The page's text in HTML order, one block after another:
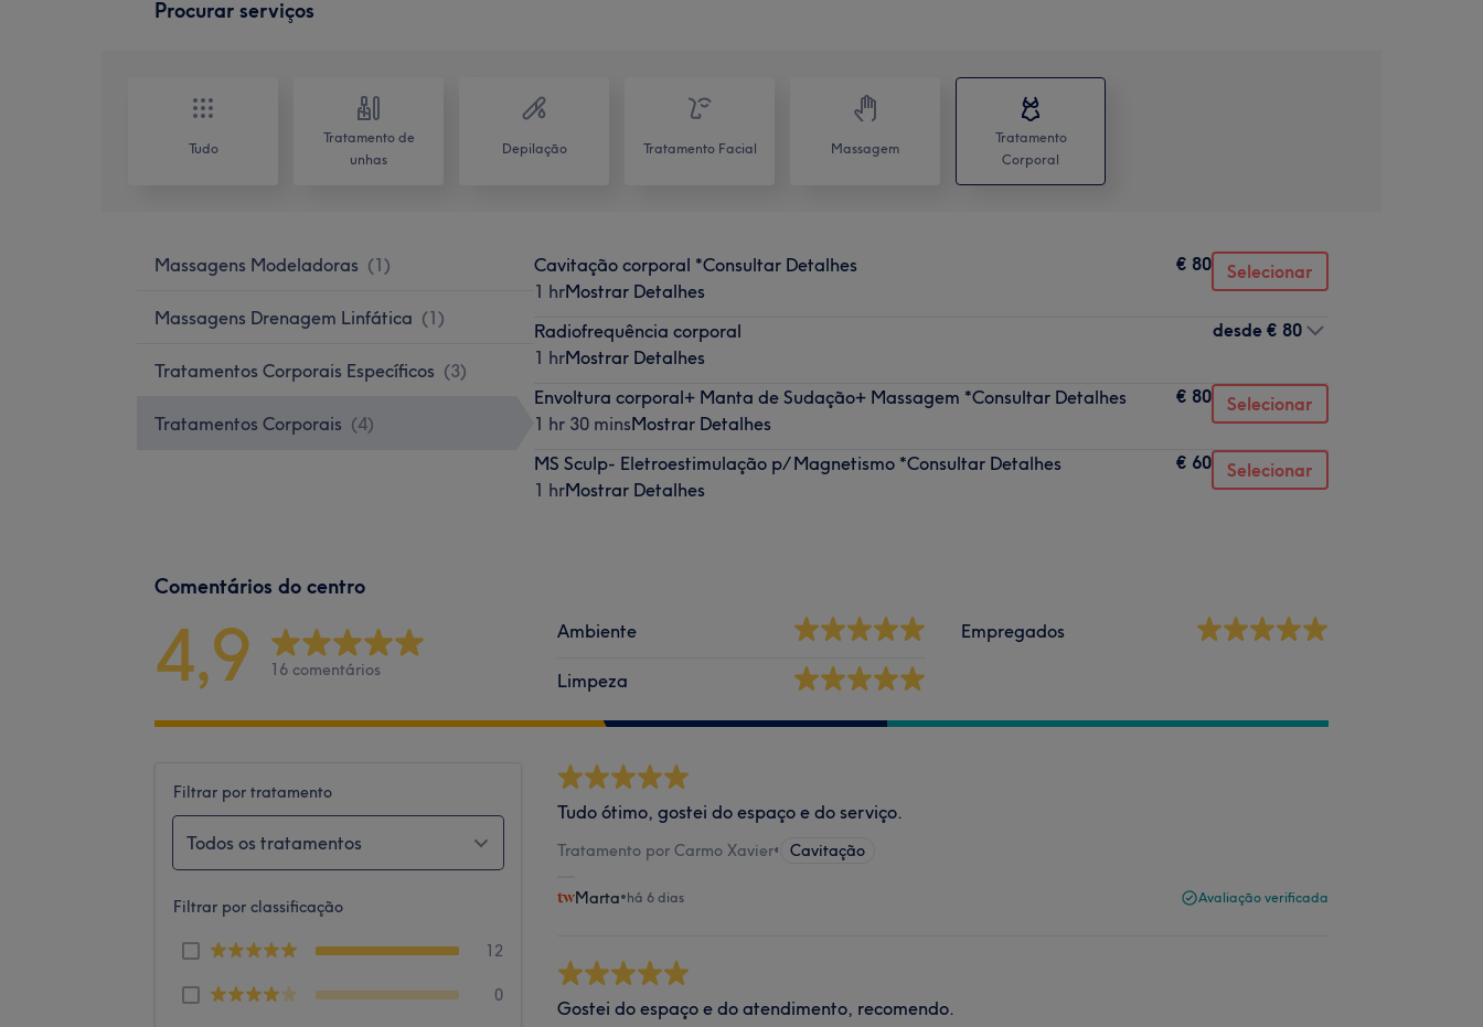
Procurar serviços
Tudo
Tratamento de
unhas
Depilação Tratamento Facial Massagem
Tratamento
Corporal
Massagens Modeladoras (1)
Massagens Drenagem Linfática (1)
Tratamentos Corporais Específicos (3)
Tratamentos Corporais (4)
Cavitação corporal *Consultar Detalhes
1 hrMostrar Detalhes
€ 80 Selecionar
Radiofrequência corporal
1 hrMostrar Detalhes
desde € 80
Envoltura corporal+ Manta de Sudação+ Massagem *Consultar Detalhes
1 hr 30 minsMostrar Detalhes
€ 80 Selecionar
MS Sculp- Eletroestimulação p/ Magnetismo *Consultar Detalhes
1 hrMostrar Detalhes
€ 60 Selecionar
Comentários do centro
4,9 16 comentários
Ambiente
Limpeza
Empregados
Filtrar por tratamento
Todos os tratamentos
Filtrar por classificação
12
0
Tudo ótimo, gostei do espaço e do serviço.
Tratamento por Carmo Xavier• Cavitação
Marta•há 6 dias Avaliação verificada
Gostei do espaço e do atendimento, recomendo.